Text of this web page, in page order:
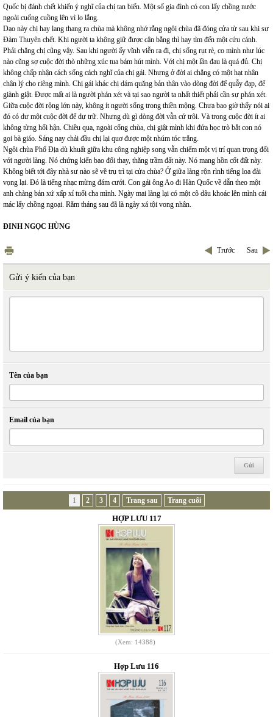
Quốc bị đánh chết khiến ý nghĩ của chị tan biến. Một số gia đình có con lấy chồng nước
ngoài cuống cuồng lên vì lo lắng.
Dạo này chị hay lang thang ra chùa mà không nhớ rằng ngôi chùa đã đóng cửa từ sau khi sư
Đàm Thuyên chết. Khi người ta không giữ được cân bằng thì hay tìm đến một cứu cánh.
Phải chăng chị cũng vậy. Sau khi người ấy vĩnh viễn ra đi, chị sống rụt rè, co mình như lúc
nào cũng sợ cuộc đời thò những xúc tua bám hút mình. Với chị một lần đau là quá đủ. Chị
không chấp nhận cách sống cách nghĩ của chị gái. Nhưng ở đời ai chẳng có một hạt nhân
chân lý cho riêng mình. Chị gái khác chị dám quăng bản thân vào dòng đời để quẫy đạp, để
giành giật. Được mất ai là người phán xét và tại sao người ta nhất thiết phải cần sự phán xét.
Giữa cuộc đời rộng lớn này, không ít người sống trong thiền mộng. Chưa bao giờ thấy nói ai
đó có dư một cuộc đời để dự trữ. Nhưng dù gì dòng đời vẫn cứ trôi. Và trong cuộc đời ít ai
không từng hối hận. Chiều qua, ngoài cổng chùa, chị giật mình khi đứa học trò bắt con nó
gọi bà giáo. Sáng nay chải đầu chị lại quơ được một nhúm tóc trắng.
Ngôi chùa Phổ Địa dù khuất giữa khu công nghiệp song vẫn chiếm một vị trí quan trọng đối
với người làng. Nó chứng kiến bao đổi thay, thăng trầm đất này. Nó mang hồn cốt đất này.
Không biết tới đây nhà sư nào sẽ về trụ trì tại cửa chùa? Ở giữa làng rộn rình tiếng loa đài
vọng lại. Đó là tiếng nhạc mừng đám cưới. Con gái ông Ao đi Hàn Quốc về dẫn theo một
anh chàng bản xứ xấp xỉ tuổi cha mình. Ngày mai làng lại có một cô dâu khoác lên mình cái
mác lấy chồng ngoại. Rằm tháng sau đã là ngày xá tội vong nhân.
ĐINH NGỌC HÙNG
Trước Sau
Gửi ý kiến của bạn
Tên của bạn
Email của bạn
1 2 3 4 Trang sau Trang cuối
HỢP LƯU 117
(Xem: 14388)
Hợp Lưu 116